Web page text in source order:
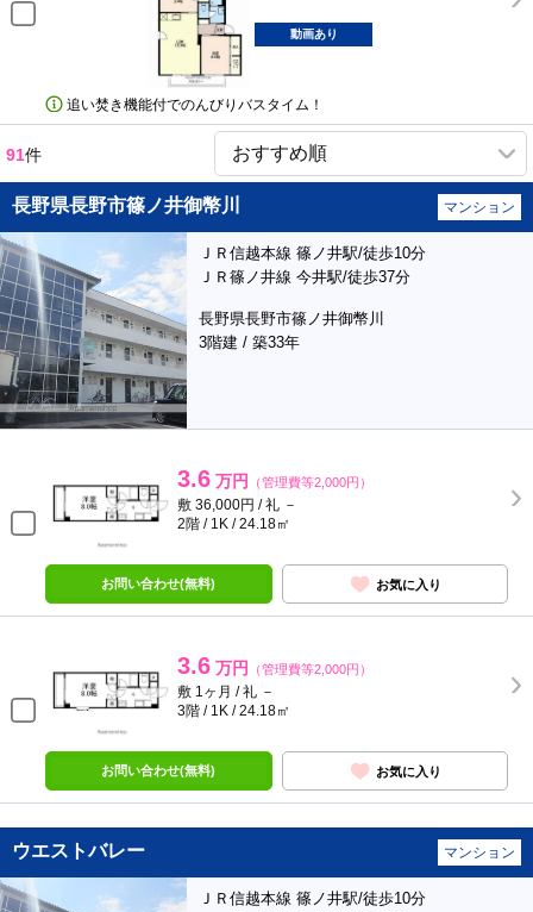
動画あり
追い焚き機能付でのんびりバスタイム！
91件
長野県長野市篠ノ井御幣川 マンション
ＪＲ信越本線 篠ノ井駅/徒歩10分
ＪＲ篠ノ井線 今井駅/徒歩37分
長野県長野市篠ノ井御幣川
3階建 / 築33年
3.6 万円 （管理費等2,000円）
敷 36,000円 / 礼 －
2階 / 1K / 24.18㎡
お問い合わせ(無料) お気に入り
3.6 万円 （管理費等2,000円）
敷 1ヶ月 / 礼 －
3階 / 1K / 24.18㎡
お問い合わせ(無料) お気に入り
ウエストバレー マンション
ＪＲ信越本線 篠ノ井駅/徒歩10分